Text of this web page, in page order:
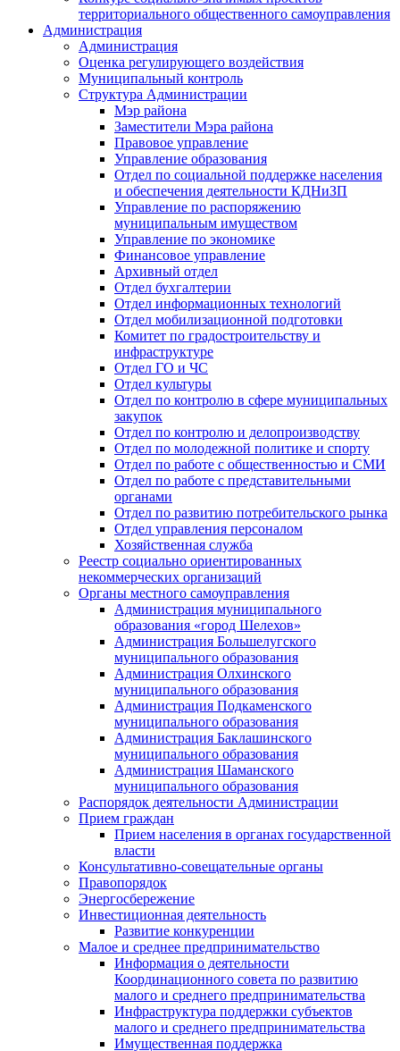
территориального общественного самоуправления
Администрация
Администрация
Оценка регулирующего воздействия
Муниципальный контроль
Структура Администрации
Мэр района
Заместители Мэра района
Правовое управление
Управление образования
Отдел по социальной поддержке населения
и обеспечения деятельности КДНиЗП
Управление по распоряжению
муниципальным имуществом
Управление по экономике
Финансовое управление
Архивный отдел
Отдел бухгалтерии
Отдел информационных технологий
Отдел мобилизационной подготовки
Комитет по градостроительству и
инфраструктуре
Отдел ГО и ЧС
Отдел культуры
Отдел по контролю в сфере муниципальных
закупок
Отдел по контролю и делопроизводству
Отдел по молодежной политике и спорту
Отдел по работе с общественностью и СМИ
Отдел по работе с представительными
органами
Отдел по развитию потребительского рынка
Отдел управления персоналом
Хозяйственная служба
Реестр социально ориентированных
некоммерческих организаций
Органы местного самоуправления
Администрация муниципального
образования «город Шелехов»
Администрация Большелугского
муниципального образования
Администрация Олхинского
муниципального образования
Администрация Подкаменского
муниципального образования
Администрация Баклашинского
муниципального образования
Администрация Шаманского
муниципального образования
Распорядок деятельности Администрации
Прием граждан
Прием населения в органах государственной
власти
Консультативно-совещательные органы
Правопорядок
Энергосбережение
Инвестиционная деятельность
Развитие конкуренции
Малое и среднее предпринимательство
Информация о деятельности
Координационного совета по развитию
малого и среднего предпринимательства
Инфраструктура поддержки субъектов
малого и среднего предпринимательства
Имущественная поддержка